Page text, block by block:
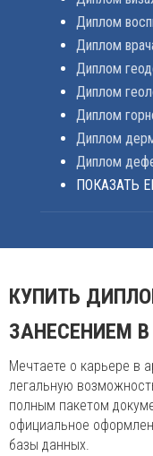
Диплом
Диплом
Диплом
Диплом
Диплом
Диплом
Диплом
ПОКАЗАТЬ
КУПИТЬ
ЗАНЕСЕНИЕМ В
Мечтаете о карьере в
легальную
полным пакетом
официальное
базы данных.